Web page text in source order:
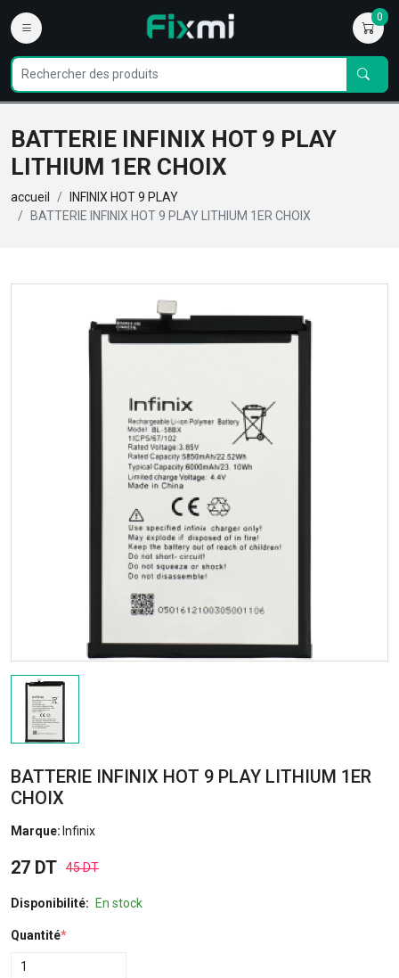
0
BATTERIE INFINIX HOT 9 PLAY
LITHIUM 1ER CHOIX
accueil
INFINIX HOT 9 PLAY
BATTERIE INFINIX HOT 9 PLAY LITHIUM 1ER CHOIX
BATTERIE INFINIX HOT 9 PLAY LITHIUM 1ER
CHOIX
Marque: Infinix
27 DT 45 DT
Disponibilité: En stock
Quantité*